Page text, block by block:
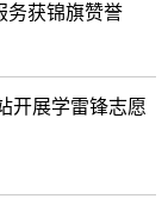
务获锦旗赞誉
开展学雷锋志愿